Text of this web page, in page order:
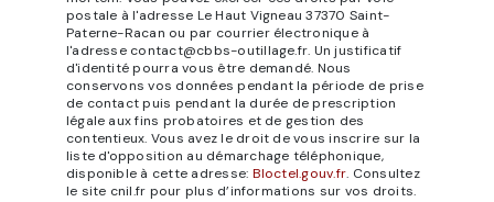
postale à l'adresse Le Haut Vigneau 37370 Saint-
Paterne-Racan ou par courrier électronique à
l'adresse contact@cbbs-outillage.fr. Un justificatif
d'identité pourra vous être demandé. Nous
conservons vos données pendant la période de prise
de contact puis pendant la durée de prescription
légale aux fins probatoires et de gestion des
contentieux. Vous avez le droit de vous inscrire sur la
liste d'opposition au démarchage téléphonique,
disponible à cette adresse: Bloctel.gouv.fr. Consultez
le site cnil.fr pour plus d’informations sur vos droits.